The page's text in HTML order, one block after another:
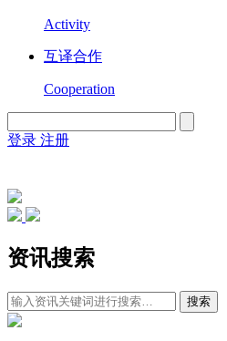
Activity
互译合作
Cooperation
登录 注册
资讯搜索
搜索